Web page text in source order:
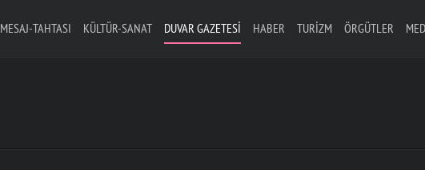
MESAJ-TAHTASI KÜLTÜR-SANAT DUVAR GAZETESI HABER TURIZM ÖRGÜTLER